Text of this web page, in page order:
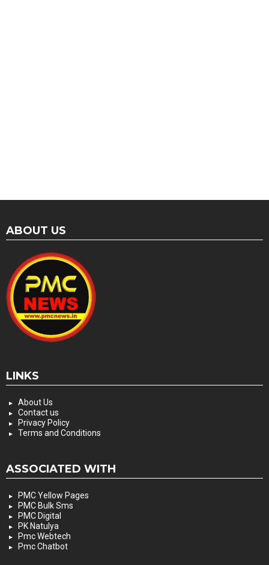
ABOUT US
LINKS
About Us
Contact us
Privacy Policy
Terms and Conditions
ASSOCIATED WITH
PMC Yellow Pages
PMC Bulk Sms
PMC Digital
PK Natulya
Pmc Webtech
Pmc Chatbot